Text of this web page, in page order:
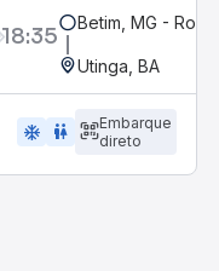
18:35 Betim, MG -
Utinga, BA
ac_unit wc
Embarque
direto